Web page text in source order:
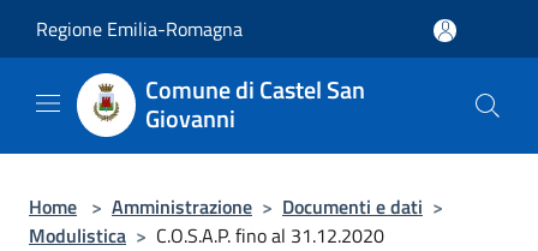
Regione Emilia-Romagna
Comune di Castel San
Giovanni
Home > Amministrazione > Documenti e dati >
Modulistica > C.O.S.A.P. fino al 31.12.2020